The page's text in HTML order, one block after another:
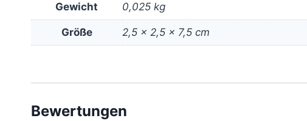
Gewicht 0,025 kg
Größe 2,5 × 2,5 × 7,5 cm
Bewertungen